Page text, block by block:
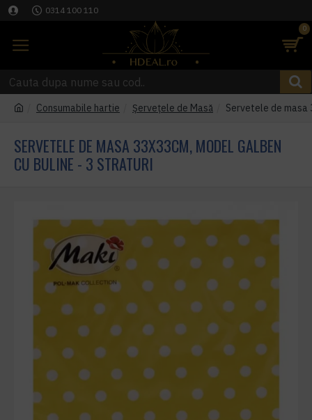
0314 100 110
0
Consumabile hartie Șervețele de Masă Servetele de masa
SERVETELE DE MASA 33X33CM, MODEL GALBEN
CU BULINE - 3 STRATURI